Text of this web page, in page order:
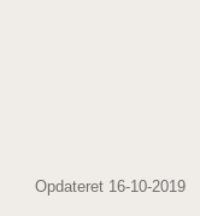
Opdateret 16-10-2019